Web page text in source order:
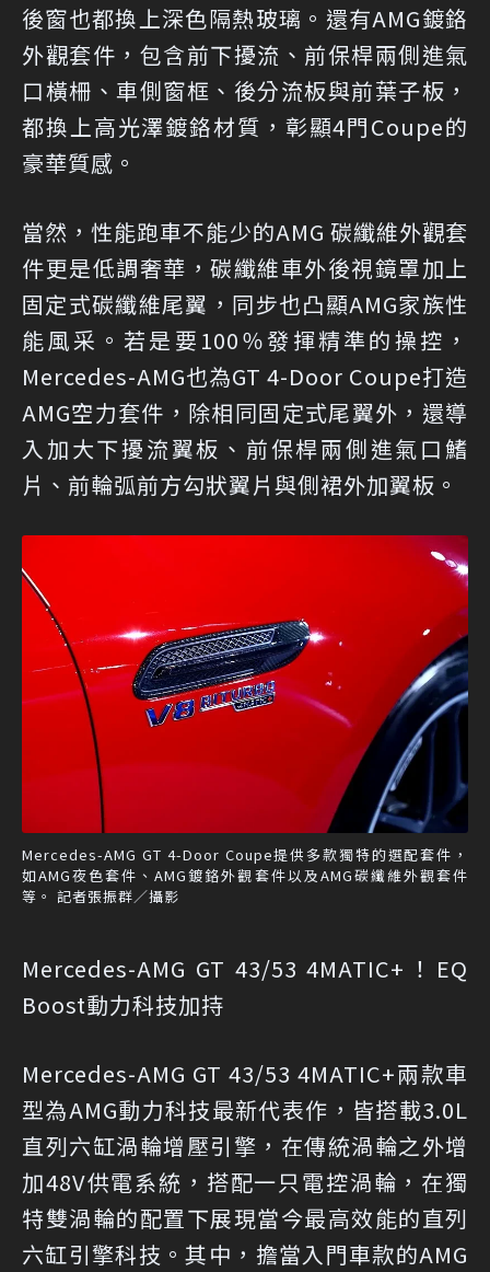
後窗也都換上深色隔熱玻璃。還有AMG鍍鉻
外觀套件，包含前下擾流、前保桿兩側進氣
口橫柵、車側窗框、後分流板與前葉子板，
都換上高光澤鍍鉻材質，彰顯4門Coupe的
豪華質感。
當然，性能跑車不能少的AMG 碳纖維外觀套
件更是低調奢華，碳纖維車外後視鏡罩加上
固定式碳纖維尾翼，同步也凸顯AMG家族性
能風采。若是要100％發揮精準的操控，
Mercedes-AMG也為GT 4-Door Coupe打造
AMG空力套件，除相同固定式尾翼外，還導
入加大下擾流翼板、前保桿兩側進氣口鰭
片、前輪弧前方勾狀翼片與側裙外加翼板。
Mercedes-AMG GT 4-Door Coupe提供多款獨特的選配套件，
如AMG夜色套件、AMG鍍鉻外觀套件以及AMG碳纖維外觀套件
等。 記者張振群／攝影
Mercedes-AMG GT 43/53 4MATIC+！EQ
Boost動力科技加持
Mercedes-AMG GT 43/53 4MATIC+兩款車
型為AMG動力科技最新代表作，皆搭載3.0L
直列六缸渦輪增壓引擎，在傳統渦輪之外增
加48V供電系統，搭配一只電控渦輪，在獨
特雙渦輪的配置下展現當今最高效能的直列
六缸引擎科技。其中，擔當入門車款的AMG